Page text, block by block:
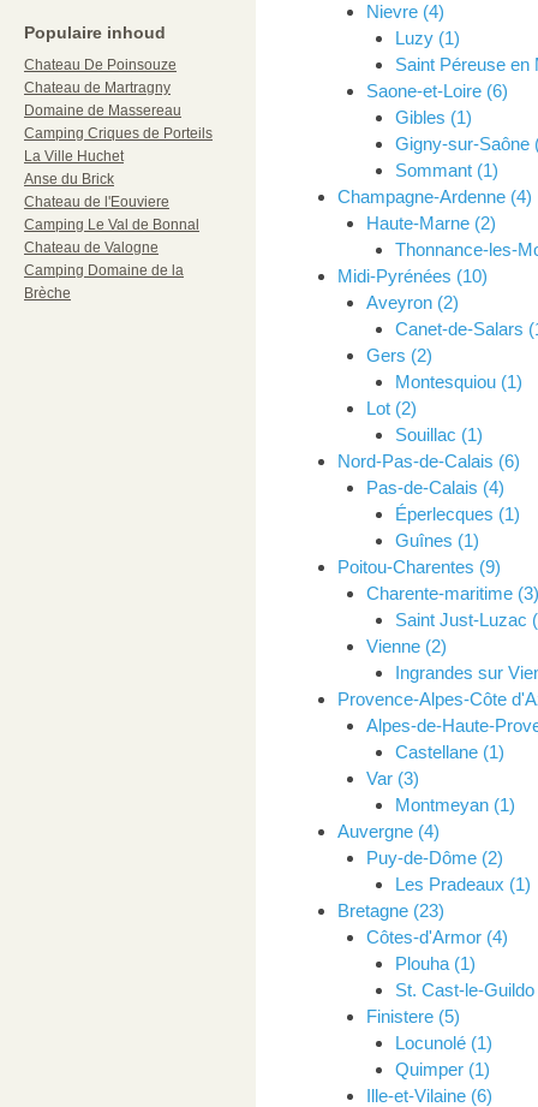
Populaire inhoud
Chateau De Poinsouze
Chateau de Martragny
Domaine de Massereau
Camping Criques de Porteils
La Ville Huchet
Anse du Brick
Chateau de l'Eouviere
Camping Le Val de Bonnal
Chateau de Valogne
Camping Domaine de la
Brèche
Nievre (4)
Luzy (1)
Saint Péreuse en
Saone-et-Loire (6)
Gibles (1)
Gigny-sur-Saône
Sommant (1)
Champagne-Ardenne (4)
Haute-Marne (2)
Thonnance-les-
Midi-Pyrénées (10)
Aveyron (2)
Canet-de-Salars
Gers (2)
Montesquiou (1)
Lot (2)
Souillac (1)
Nord-Pas-de-Calais (6)
Pas-de-Calais (4)
Éperlecques (1)
Guînes (1)
Poitou-Charentes (9)
Charente-maritime (3)
Saint Just-Luzac
Vienne (2)
Ingrandes sur
Provence-Alpes-Côte
Alpes-de-Haute-
Castellane (1)
Var (3)
Montmeyan (1)
Auvergne (4)
Puy-de-Dôme (2)
Les Pradeaux (1)
Bretagne (23)
Côtes-d'Armor (4)
Plouha (1)
St. Cast-le-Guildo
Finistere (5)
Locunolé (1)
Quimper (1)
Ille-et-Vilaine (6)